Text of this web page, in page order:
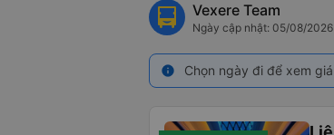
Vexere Team
Ngày cập nhật: 05/08/2026
info Chọn ngày đi để xem